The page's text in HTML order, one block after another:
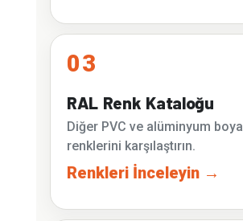
03
RAL Renk Kataloğu
Diğer PVC ve alüminyum boya
renklerini karşılaştırın.
Renkleri İnceleyin →